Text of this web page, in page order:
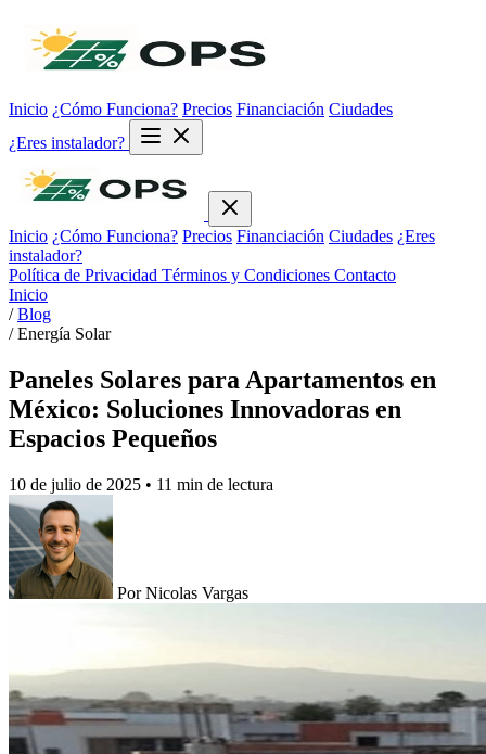
Inicio ¿Cómo Funciona? Precios Financiación Ciudades
¿Eres instalador?
Inicio ¿Cómo Funciona? Precios Financiación Ciudades ¿Eres
instalador?
Política de Privacidad Términos y Condiciones Contacto
Inicio
/ Blog
/ Energía Solar
Paneles Solares para Apartamentos en
México: Soluciones Innovadoras en
Espacios Pequeños
10 de julio de 2025 • 11 min de lectura
Por Nicolas Vargas